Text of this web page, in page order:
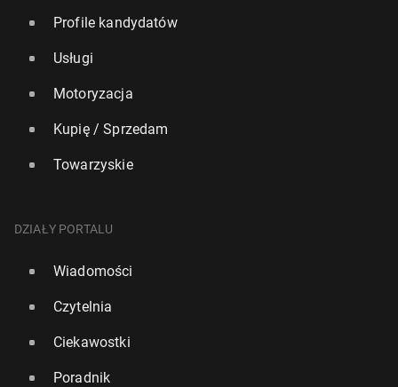
Profile kandydatów
Usługi
Motoryzacja
Kupię / Sprzedam
Towarzyskie
DZIAŁY PORTALU
Wiadomości
Czytelnia
Ciekawostki
Poradnik